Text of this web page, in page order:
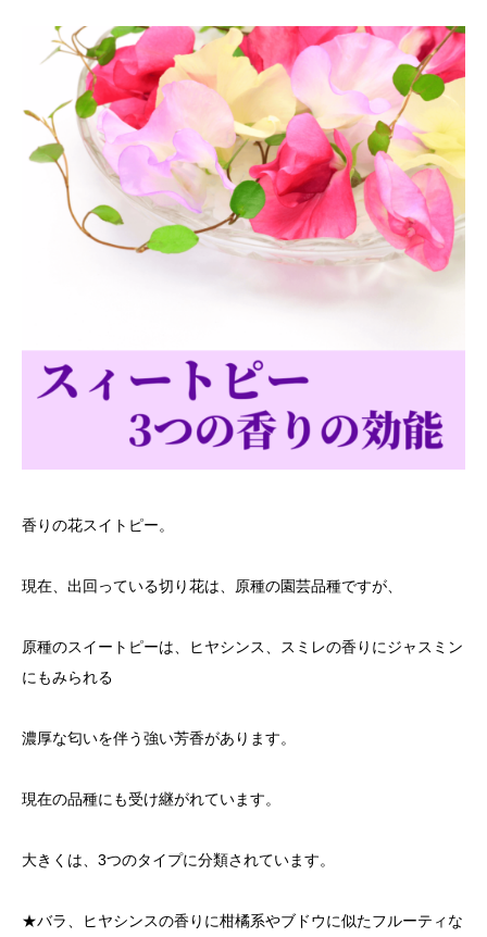
香りの花スイトピー。
現在、出回っている切り花は、原種の園芸品種ですが、
原種のスイートピーは、ヒヤシンス、スミレの香りにジャスミン
にもみられる
濃厚な匂いを伴う強い芳香があります。
現在の品種にも受け継がれています。
大きくは、3つのタイプに分類されています。
★バラ、ヒヤシンスの香りに柑橘系やブドウに似たフルーティな